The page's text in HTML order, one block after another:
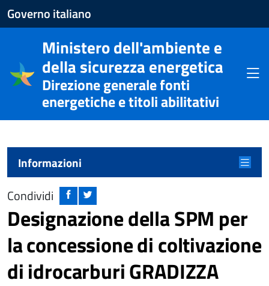
Apre
il
del
Governo
italiano
Governo italiano
Ministero dell'ambiente e
della sicurezza energetica
Direzione generale fonti
energetiche e titoli abilitativi
Informazioni
Apri
Condividi
Designazione della SPM per
la concessione di coltivazione
di idrocarburi GRADIZZA